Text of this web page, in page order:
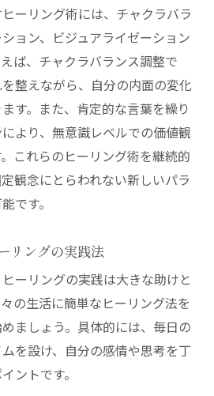
ーリング術には、チャクラバラ
ョン、ビジュアライゼーション
ば、チャクラバランス調整で
整えながら、自分の内面の変化
す。また、肯定的な言葉を繰り
より、無意識レベルでの価値観
これらのヒーリング術を継続的
観念にとらわれない新しいパラ
です。
リングの実践法
ーリングの実践は大きな助けと
の生活に簡単なヒーリング法を
ましょう。具体的には、毎日の
を設け、自分の感情や思考を丁
ントです。